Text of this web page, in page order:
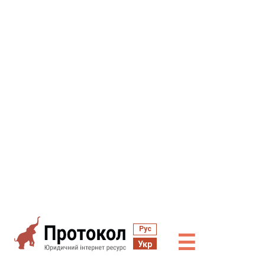
Рус
Укр ☰